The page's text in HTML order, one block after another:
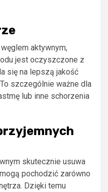
aktywnym,
jest oczyszczone z
się na lepszą jakość
szczególnie ważne dla
lub inne schorzenia
skutecznie usuwa
pochodzić zarówno
Dzięki temu